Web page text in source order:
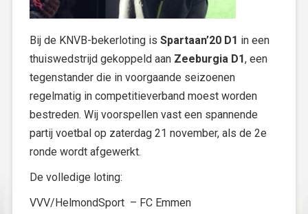
Bij de KNVB-bekerloting is Spartaan’20 D1 in een
thuiswedstrijd gekoppeld aan Zeeburgia D1, een
tegenstander die in voorgaande seizoenen
regelmatig in competitieverband moest worden
bestreden. Wij voorspellen vast een spannende
partij voetbal op zaterdag 21 november, als de 2e
ronde wordt afgewerkt.
De volledige loting:
VVV/HelmondSport – FC Emmen